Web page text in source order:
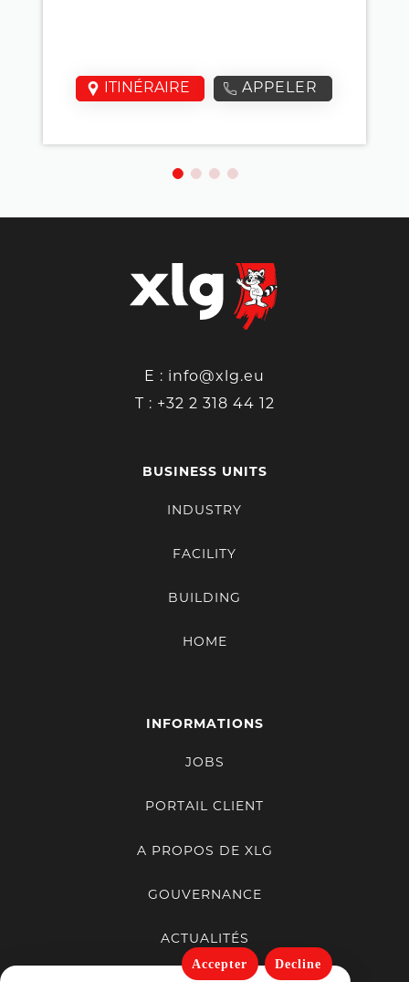
Accepter Decline
ITINÉRAIRE APPELER
E : info@xlg.eu
T : +32 2 318 44 12
BUSINESS UNITS
INDUSTRY
FACILITY
BUILDING
HOME
INFORMATIONS
JOBS
PORTAIL CLIENT
A PROPOS DE XLG
GOUVERNANCE
ACTUALITÉS